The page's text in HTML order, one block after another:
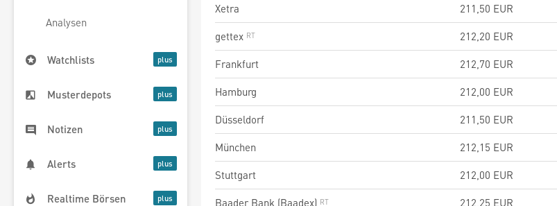
Analysen
Watchlists
Musterdepots
Notizen
Alerts
Realtime Börsen
Xetra
211,50 EUR
gettex
212,20 EUR
Frankfurt
212,70 EUR
Hamburg
212,00 EUR
Düsseldorf
211,50 EUR
München
212,15 EUR
Stuttgart
212,00 EUR
Baader Bank (Baadex)
212,25 EUR